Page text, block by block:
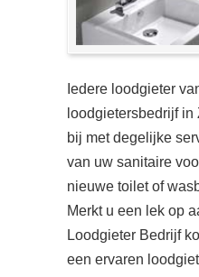
Iedere loodgieter
loodgietersbedrijf
bij met degelijke
van uw sanitaire
nieuwe toilet of
Merkt u een lek op
Loodgieter Bedrijf
een ervaren